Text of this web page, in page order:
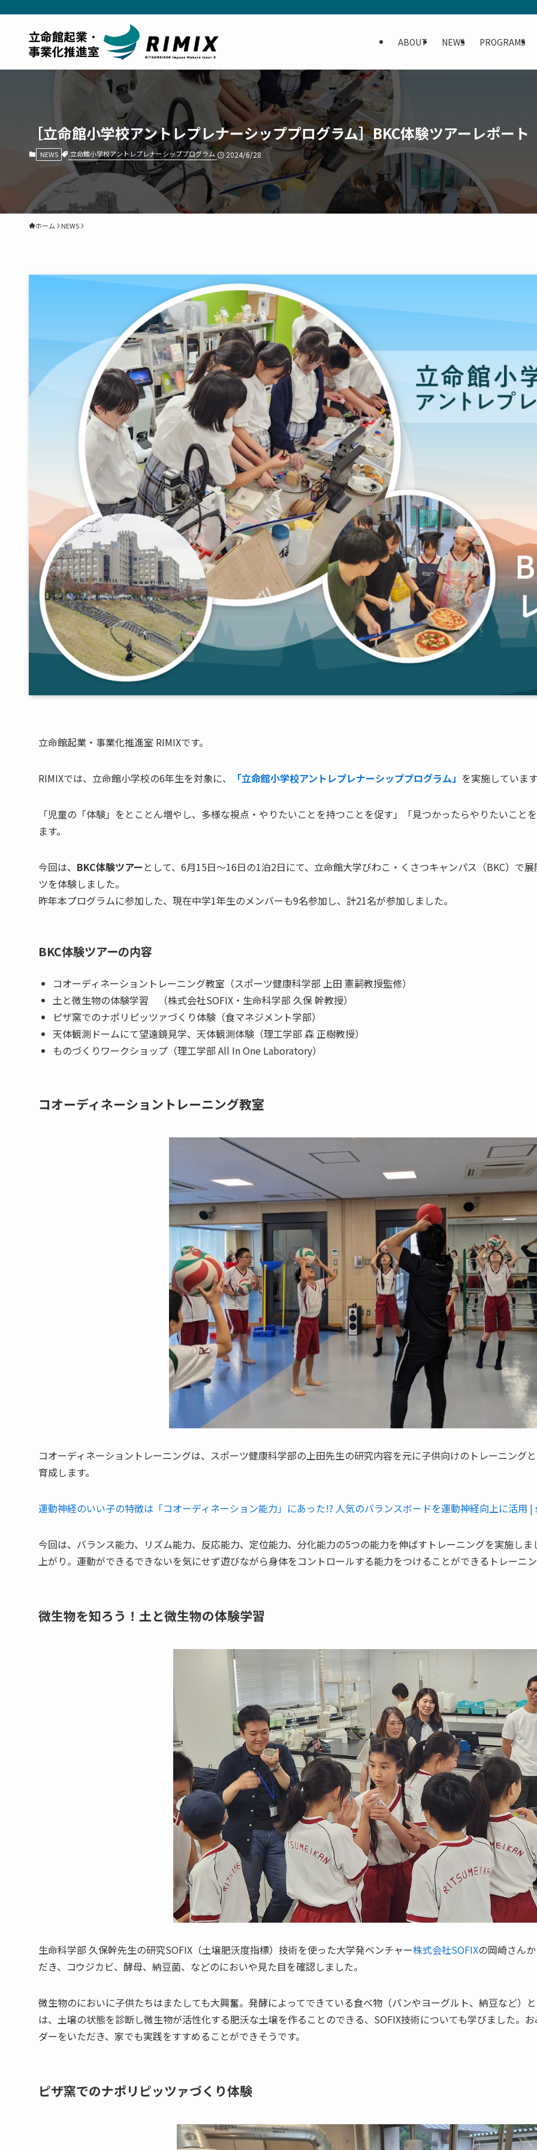
ABOUT NEWS PROGRAMS
［立命館小学校アントレプレナーシッププログラム］BKC体験ツアーレポート
NEWS 立命館小学校アントレプレナーシッププログラム 2024/6/28
ホーム NEWS
立命館起業・事業化推進室 RIMIXです。
RIMIXでは、立命館小学校の6年生を対象に、 「立命館小学校アントレプレナーシッププログラム」 を実施していま
「児童の「体験」をとことん増やし、多様な視点・やりたいことを持つことを促す」「見つかったらやりたいこ
ます。
今回は、 BKC体験ツアー として、6月15日〜16日の1泊2日にて、立命館大学びわこ・くさつキャンパス（BKC）で
ツを体験しました。
昨年本プログラムに参加した、現在中学1年生のメンバーも9名参加し、計21名が参加しました。
BKC体験ツアーの内容
コオーディネーショントレーニング教室（スポーツ健康科学部 上田 憲嗣教授監修）
土と微生物の体験学習 （株式会社SOFIX・生命科学部 久保 幹教授）
ピザ窯でのナポリピッツァづくり体験（食マネジメント学部）
天体観測ドームにて望遠鏡見学、天体観測体験（理工学部 森 正樹教授）
ものづくりワークショップ（理工学部 All In One Laboratory）
コオーディネーショントレーニング教室
コオーディネーショントレーニングは、スポーツ健康科学部の上田先生の研究内容を元に子供向けのトレーニング
育成します。
運動神経のいい子の特徴は「コオーディネーション能力」にあった!? 人気のバランスボードを運動神経向上に活用
今回は、バランス能力、リズム能力、反応能力、定位能力、分化能力の5つの能力を伸ばすトレーニングを実施し
上がり。運動ができるできないを気にせず遊びながら身体をコントロールする能力をつけることができるトレーニ
微生物を知ろう！土と微生物の体験学習
生命科学部 久保幹先生の研究SOFIX（土壌肥沃度指標）技術を使った大学発ベンチャー株式会社SOFIXの岡崎さん
だき、コウジカビ、酵母、納豆菌、などのにおいや見た目を確認しました。
微生物のにおいに子供たちはまたしても大興奮。発酵によってできている食べ物（パンやヨーグルト、納豆など）
は、土壌の状態を診断し微生物が活性化する肥沃な土壌を作ることのできる、SOFIX技術についても学びました。
ダーをいただき、家でも実践をすすめることができそうです。
ピザ窯でのナポリピッツァづくり体験